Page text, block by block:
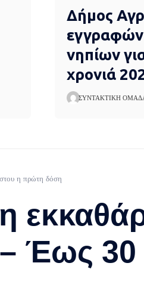
Δήμος
νηπίων
χρονιά
ΣΥΝΤΑΚΤΙΚΉ
η πρώτη δόση
Έως 30